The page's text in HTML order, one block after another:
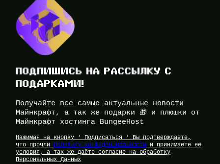
ПОДПИШИСЬ НА РАССЫЛКУ С
ПОДАРКАМИ!
Получайте все самые актуальные новости
Майнкрафт, а так же подарки 🎁 и плюшки от
Майнкрафт хостинга BungeeHost
Нажимая на кнопку ‘ Подписаться ‘ Вы подтверждаете,
что прочли Политику Конфиденциальности и принимаете её
условия, а так же даёте согласие на обработку
Персональных Данных